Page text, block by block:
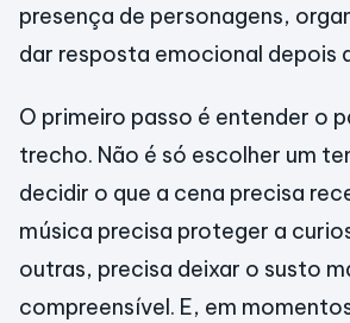
presença de personagens,
dar resposta emocional depois
O primeiro passo é entender o
trecho. Não é só escolher um
decidir o que a cena precisa
música precisa proteger a
outras, precisa deixar o susto
compreensível. E, em